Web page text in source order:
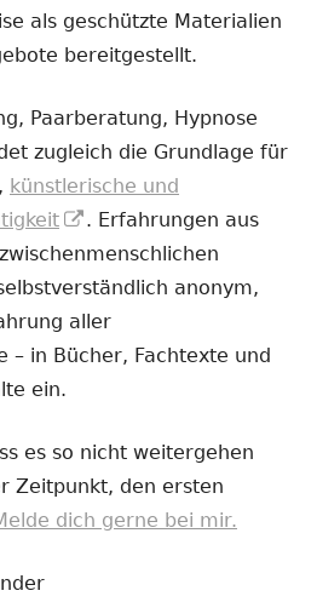
als geschützte Materialien
bereitgestellt.
Paarberatung, Hypnose
zugleich die Grundlage für
künstlerische und
In
neuem
Fenster
öffnen
. Erfahrungen aus
anonym,
aller
– in Bücher, Fachtexte und
ein.
es so nicht weitergehen
Zeitpunkt, den ersten
dich gerne bei mir.